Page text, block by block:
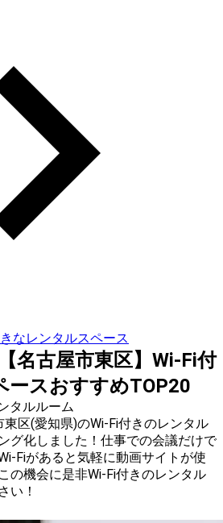
なレンタルスペース
名古屋市東区】Wi-Fi付
ースおすすめTOP20
タルルーム
東区(愛知県)のWi-Fi付きのレンタル
グ化しました！仕事での会議だけで
Fiがあると気軽に動画サイトが使
の機会に是非Wi-Fi付きのレンタル
い！